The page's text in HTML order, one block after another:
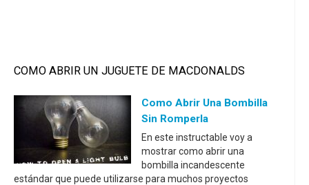
COMO ABRIR UN JUGUETE DE MACDONALDS
Como Abrir Una Bombilla
Sin Romperla
En este instructable voy a
mostrar como abrir una
bombilla incandescente
estándar que puede utilizarse para muchos proyectos